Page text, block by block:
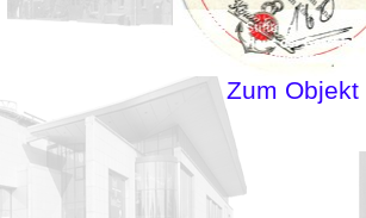
Zum Objekt